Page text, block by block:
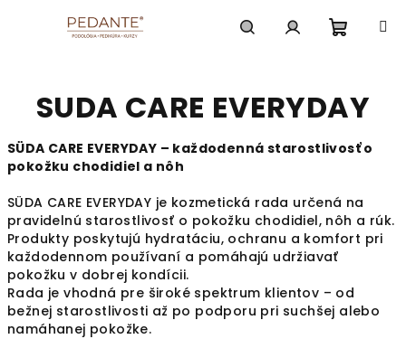
košík
SUDA CARE EVERYDAY
SÜDA CARE EVERYDAY – každodenná starostlivosť o
pokožku chodidiel a nôh
SÜDA CARE EVERYDAY je kozmetická rada určená na
pravidelnú starostlivosť o pokožku chodidiel, nôh a rúk.
Produkty poskytujú hydratáciu, ochranu a komfort pri
každodennom používaní a pomáhajú udržiavať
pokožku v dobrej kondícii.
Rada je vhodná pre široké spektrum klientov – od
bežnej starostlivosti až po podporu pri suchšej alebo
namáhanej pokožke.